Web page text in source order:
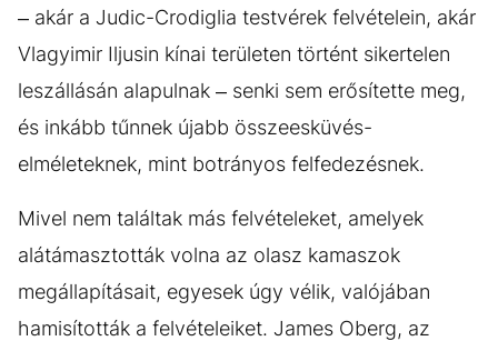
– akár a Judic-Crodiglia testvérek felvételein, akár
Vlagyimir Iljusin kínai területen történt sikertelen
leszállásán alapulnak – senki sem erősítette meg,
és inkább tűnnek újabb összeesküvés-
elméleteknek, mint botrányos felfedezésnek.
Mivel nem találtak más felvételeket, amelyek
alátámasztották volna az olasz kamaszok
megállapításait, egyesek úgy vélik, valójában
hamisították a felvételeiket. James Oberg, az